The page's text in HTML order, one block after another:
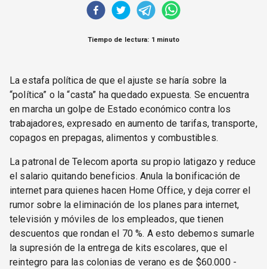
CONTACTO
Tiempo de lectura: 1 minuto
La estafa política de que el ajuste se haría sobre la
“política” o la “casta” ha quedado expuesta. Se encuentra
en marcha un golpe de Estado económico contra los
trabajadores, expresado en aumento de tarifas, transporte,
copagos en prepagas, alimentos y combustibles.
La patronal de Telecom aporta su propio latigazo y reduce
el salario quitando beneficios. Anula la bonificación de
internet para quienes hacen Home Office, y deja correr el
rumor sobre la eliminación de los planes para internet,
televisión y móviles de los empleados, que tienen
descuentos que rondan el 70 %. A esto debemos sumarle
la supresión de la entrega de kits escolares, que el
reintegro para las colonias de verano es de $60.000 -